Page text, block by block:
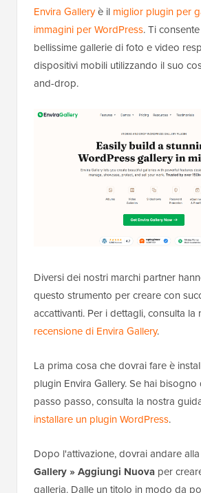
Envira Galleryè il miglior plugin per
immagini per WordPress. Ti
bellissime gallerie di foto e video
dispositivi mobili utilizzando il suo
and-drop.
Diversi dei nostri marchi partner
questo strumento per creare con
accattivanti. Per i dettagli, consulta la
recensione di Envira Gallery.
La prima cosa che dovrai fare è
plugin Envira Gallery. Se hai bisogno
passo passo, consulta la nostra
installare un plugin WordPress.
Dopo l'attivazione, dovrai andare
Gallery » Aggiungi Nuova per
galleria. Dalle un titolo in modo da